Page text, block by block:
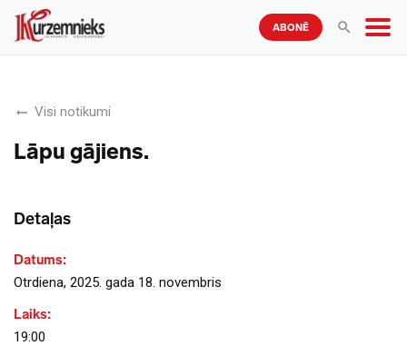
ABONĒ
Visi notikumi
Lāpu gājiens.
Detaļas
Datums:
Otrdiena, 2025. gada 18. novembris
Laiks:
19:00